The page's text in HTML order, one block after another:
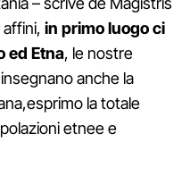
in primo luogo ci
ed Etna, le nostre
anche la
la totale
etnee e